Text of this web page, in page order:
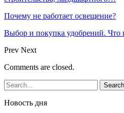
Почему не работает освещение?
Выбор и покупка удобрений. Что
Prev Next
Comments are closed.
Новость дня